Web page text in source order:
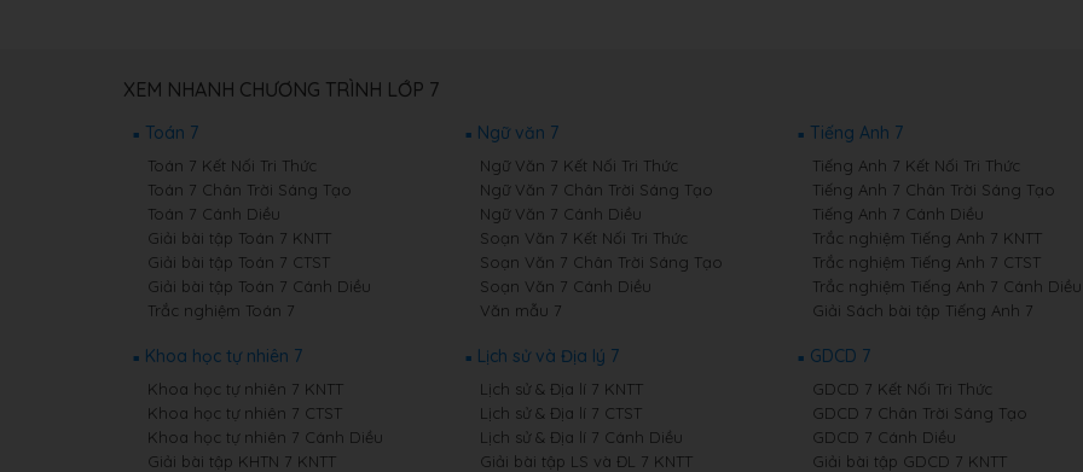
XEM NHANH CHƯƠNG TRÌNH LỚP 7
Toán 7
Toán 7 Kết Nối Tri Thức
Toán 7 Chân Trời Sáng Tạo
Toán 7 Cánh Diều
Giải bài tập Toán 7 KNTT
Giải bài tập Toán 7 CTST
Giải bài tập Toán 7 Cánh Diều
Trắc nghiệm Toán 7
Ngữ văn 7
Ngữ Văn 7 Kết Nối Tri Thức
Ngữ Văn 7 Chân Trời Sáng Tạo
Ngữ Văn 7 Cánh Diều
Soạn Văn 7 Kết Nối Tri Thức
Soạn Văn 7 Chân Trời Sáng Tạo
Soạn Văn 7 Cánh Diều
Văn mẫu 7
Tiếng Anh 7
Tiếng Anh 7 Kết Nối Tri Thức
Tiếng Anh 7 Chân Trời Sáng Tạo
Tiếng Anh 7 Cánh Diều
Trắc nghiệm Tiếng Anh 7 KNTT
Trắc nghiệm Tiếng Anh 7 CTST
Trắc nghiệm Tiếng Anh 7 Cánh Diều
Giải Sách bài tập Tiếng Anh 7
Khoa học tự nhiên 7
Khoa học tự nhiên 7 KNTT
Khoa học tự nhiên 7 CTST
Khoa học tự nhiên 7 Cánh Diều
Giải bài tập KHTN 7 KNTT
Lịch sử và Địa lý 7
Lịch sử & Địa lí 7 KNTT
Lịch sử & Địa lí 7 CTST
Lịch sử & Địa lí 7 Cánh Diều
Giải bài tập LS và ĐL 7 KNTT
GDCD 7
GDCD 7 Kết Nối Tri Thức
GDCD 7 Chân Trời Sáng Tạo
GDCD 7 Cánh Diều
Giải bài tập GDCD 7 KNTT